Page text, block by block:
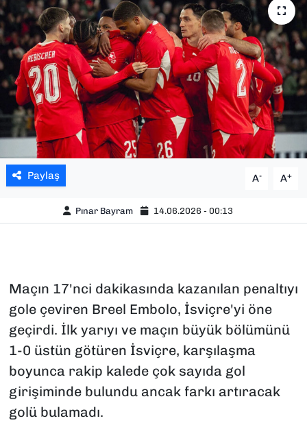
Paylaş A- A+
Pınar Bayram 14.06.2026 - 00:13
Maçın 17'nci dakikasında kazanılan penaltıyı
gole çeviren Breel Embolo, İsviçre'yi öne
geçirdi. İlk yarıyı ve maçın büyük bölümünü
1-0 üstün götüren İsviçre, karşılaşma
boyunca rakip kalede çok sayıda gol
girişiminde bulundu ancak farkı artıracak
golü bulamadı.
POLİTİKA
SAĞLIK
SPOR
TEKNOLOJİ
YAŞAM
YEREL YÖNETİMLER